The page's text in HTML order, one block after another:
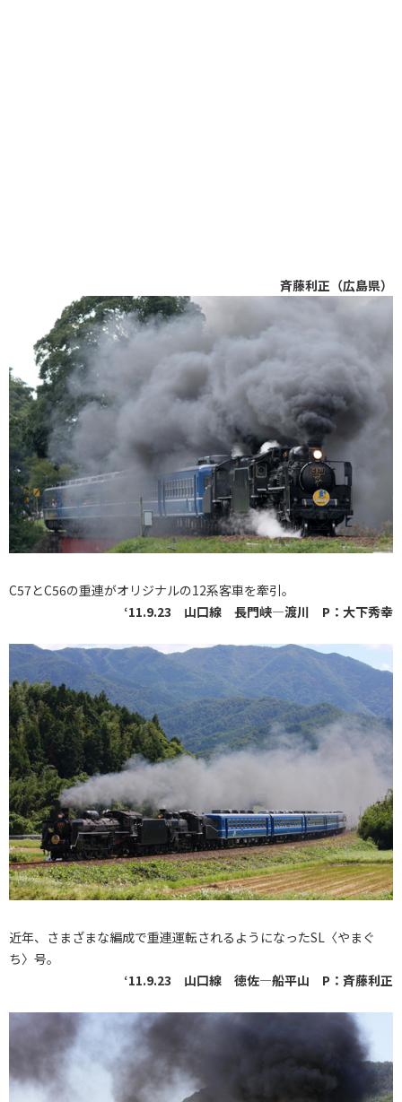
斉藤利正（広島県）
C57とC56の重連がオリジナルの12系客車を牽引。
‘11.9.23 山口線 長門峡―渡川 P：大下秀幸
近年、さまざまな編成で重連運転されるようになったSL〈やまぐ
ち〉号。
‘11.9.23 山口線 徳佐―船平山 P：斉藤利正